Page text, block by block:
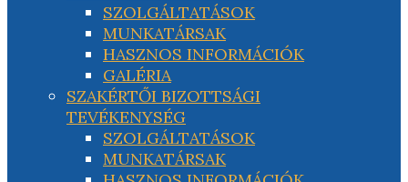
SZOLGÁLTATÁSOK
MUNKATÁRSAK
HASZNOS INFORMÁCIÓK
GALÉRIA
SZAKÉRTŐI BIZOTTSÁGI
TEVÉKENYSÉG
SZOLGÁLTATÁSOK
MUNKATÁRSAK